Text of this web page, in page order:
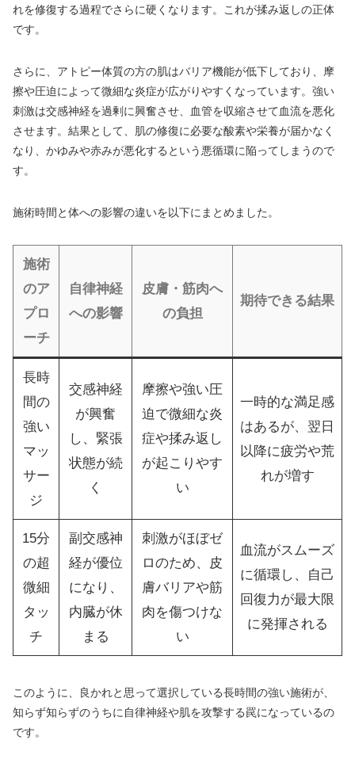
れを修復する過程でさらに硬くなります。これが揉み返しの正体
です。
さらに、アトピー体質の方の肌はバリア機能が低下しており、摩
擦や圧迫によって微細な炎症が広がりやすくなっています。強い
刺激は交感神経を過剰に興奮させ、血管を収縮させて血流を悪化
させます。結果として、肌の修復に必要な酸素や栄養が届かなく
なり、かゆみや赤みが悪化するという悪循環に陥ってしまうので
す。
施術時間と体への影響の違いを以下にまとめました。
施術
のア
プロ
ーチ
自律神経
への影響
皮膚・筋肉へ
の負担
期待できる結果
長時
間の
強い
マッ
サー
ジ
交感神経
が興奮
し、緊張
状態が続
く
摩擦や強い圧
迫で微細な炎
症や揉み返し
が起こりやす
い
一時的な満足感
はあるが、翌日
以降に疲労や荒
れが増す
15分
の超
微細
タッ
チ
副交感神
経が優位
になり、
内臓が休
まる
刺激がほぼゼ
ロのため、皮
膚バリアや筋
肉を傷つけな
い
血流がスムーズ
に循環し、自己
回復力が最大限
に発揮される
このように、良かれと思って選択している長時間の強い施術が、
知らず知らずのうちに自律神経や肌を攻撃する罠になっているの
です。